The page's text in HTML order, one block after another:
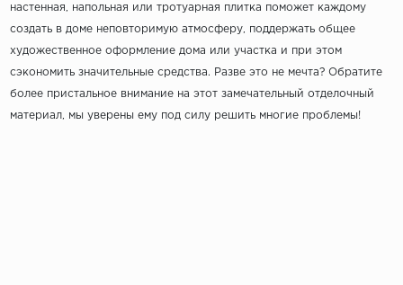
настенная, напольная или тротуарная плитка поможет каждому
создать в доме неповторимую атмосферу, поддержать общее
художественное оформление дома или участка и при этом
сэкономить значительные средства. Разве это не мечта? Обратите
более пристальное внимание на этот замечательный отделочный
материал, мы уверены ему под силу решить многие проблемы!